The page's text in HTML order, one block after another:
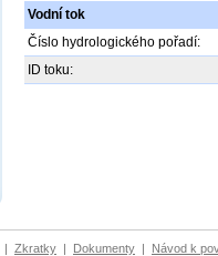
Vodní tok
Číslo hydrologického pořadí:
ID toku:
| Zkratky | Dokumenty | Návod k